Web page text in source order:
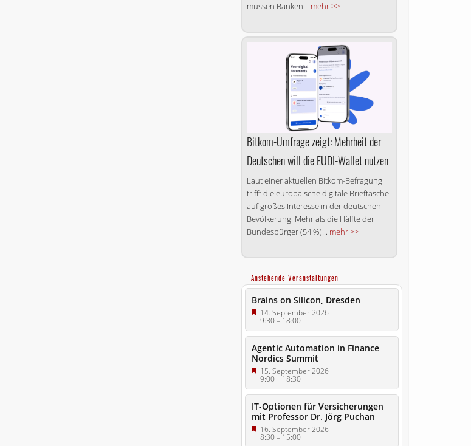
müssen Banken... mehr >>
Bitkom-Umfrage zeigt: Mehrheit der
Deutschen will die EUDI-Wallet nutzen
Laut einer aktuellen Bitkom-Befragung
trifft die europäische digitale Brieftasche
auf großes Interesse in der deutschen
Bevölkerung: Mehr als die Hälfte der
Bundesbürger (54 %)... mehr >>
Anstehende Veranstaltungen
Brains on Silicon, Dresden
14. September 2026
9:30–18:00
Agentic Automation in Finance
Nordics Summit
15. September 2026
9:00–18:30
IT-Optionen für Versicherungen
mit Professor Dr. Jörg Puchan
16. September 2026
8:30–15:00